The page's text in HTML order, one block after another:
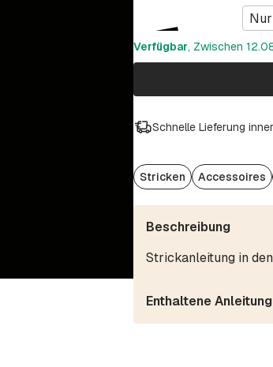
Verfügbar, Zwischen
Schnelle Lieferung
Stricken Accessoires
Beschreibung
Strickanleitung in
Enthaltene